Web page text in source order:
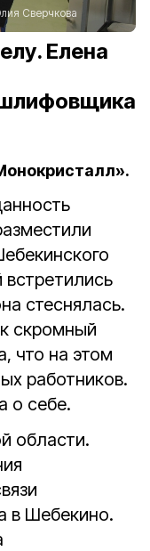
Сверчкова
Елена
встретились
стеснялась.
скромный
что на этом
работников.
о себе.
области.
в Шебекино.